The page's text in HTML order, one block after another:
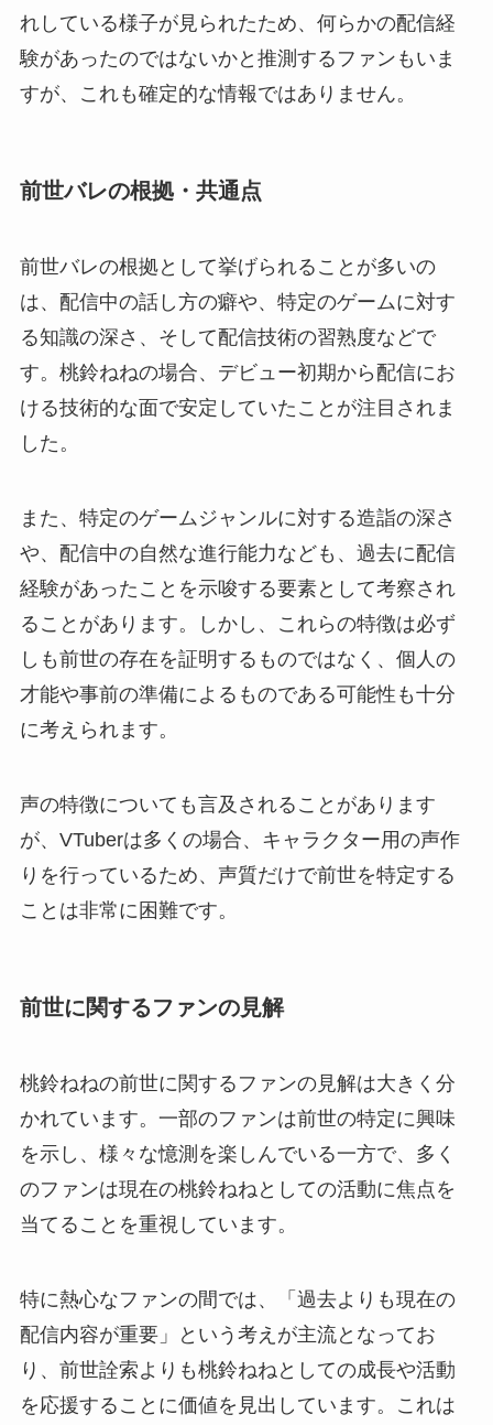
れしている様子が見られたため、何らかの配信経
験があったのではないかと推測するファンもいま
すが、これも確定的な情報ではありません。
前世バレの根拠・共通点
前世バレの根拠として挙げられることが多いの
は、配信中の話し方の癖や、特定のゲームに対す
る知識の深さ、そして配信技術の習熟度などで
す。桃鈴ねねの場合、デビュー初期から配信にお
ける技術的な面で安定していたことが注目されま
した。
また、特定のゲームジャンルに対する造詣の深さ
や、配信中の自然な進行能力なども、過去に配信
経験があったことを示唆する要素として考察され
ることがあります。しかし、これらの特徴は必ず
しも前世の存在を証明するものではなく、個人の
才能や事前の準備によるものである可能性も十分
に考えられます。
声の特徴についても言及されることがあります
が、VTuberは多くの場合、キャラクター用の声作
りを行っているため、声質だけで前世を特定する
ことは非常に困難です。
前世に関するファンの見解
桃鈴ねねの前世に関するファンの見解は大きく分
かれています。一部のファンは前世の特定に興味
を示し、様々な憶測を楽しんでいる一方で、多く
のファンは現在の桃鈴ねねとしての活動に焦点を
当てることを重視しています。
特に熱心なファンの間では、「過去よりも現在の
配信内容が重要」という考えが主流となってお
り、前世詮索よりも桃鈴ねねとしての成長や活動
を応援することに価値を見出しています。これは